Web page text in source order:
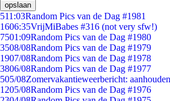
opslaan
511:03Random Pics van de Dag #1981
1606:35VrijMiBabes #316 (not very sfw!)
7501:09Random Pics van de Dag #1980
3508/08Random Pics van de Dag #1979
1907/08Random Pics van de Dag #1978
3806/08Random Pics van de Dag #1977
505/08Zomervakantieweerbericht:
1205/08Random Pics van de Dag #1976